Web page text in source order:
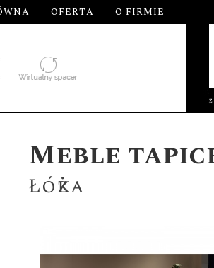
OFERTA O FIRMIE
Meble
Łóżka